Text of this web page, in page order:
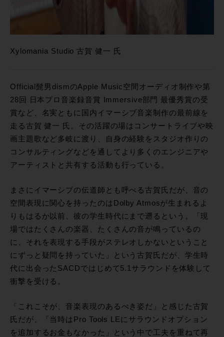
Xylomania Studio 古賀 健一 氏
Official髭男dismのApple Music空間オーディオ制作や第
28回 日本プロ音楽録音賞 Immersive部門 最優秀賞の受
賞など、名実ともに国内イマーシブ音楽制作の最前線を
走る古賀 健一 氏。その活躍の場はコンサートライブや映
画主題歌など多岐に渡り、自身の経験をスタジオ作りの
コンサルティングなどを通してより多くのエンジニアや
アーティストと共有する活動も行っている。
まさにイマーシブの伝道師とも呼べる古賀氏だが、音の
空間表現に関心を持ったのはDolby Atmosが生まれるよ
りもはるか以前、彼の学生時代にまで遡るという。「現
場ではたくさんの楽器、たくさんの音が鳴っているの
に、それを表現する手段がステレオしかないということ
にずっと疑問を持っていた」という古賀氏だが、学生時
代に出会ったSACDではじめて5.1サラウンドを体験して
衝撃を受ける。
「これこそが、音楽表現のあるべき姿だ」と感じた古賀
氏だが、「当時はPro Tools LEにサラウンドオプション
を追加するお金もなかった」という中で工夫を重ねて再